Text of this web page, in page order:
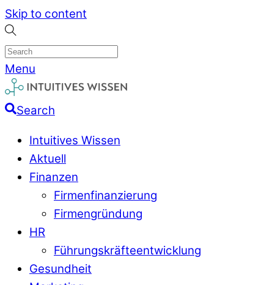
Skip to content
Menu
Search
Intuitives Wissen
Aktuell
Finanzen
Firmenfinanzierung
Firmengründung
HR
Führungskräfteentwicklung
Gesundheit